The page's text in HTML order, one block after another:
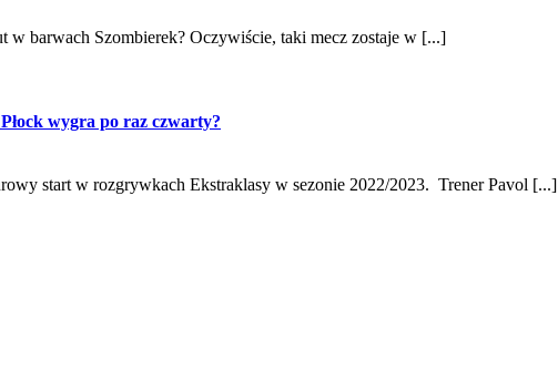
w barwach Szombierek? Oczywiście, taki mecz zostaje w [...]
wygra po raz czwarty?
start w rozgrywkach Ekstraklasy w sezonie 2022/2023. Trener Pavol [...]